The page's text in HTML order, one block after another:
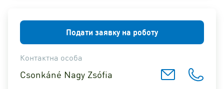
Подати заявку на роботу
Контактна особа
Csonkáné Nagy Zsófia